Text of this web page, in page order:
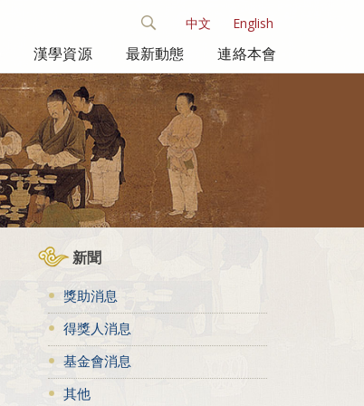
中文 English
漢學資源 最新動態 連絡本會
新聞
獎助消息
得獎人消息
基金會消息
其他